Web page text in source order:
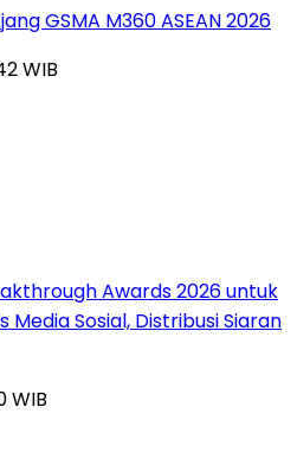
GSMA M360 ASEAN 2026
WIB
Awards 2026 untuk
Media Sosial, Distribusi Siaran
WIB